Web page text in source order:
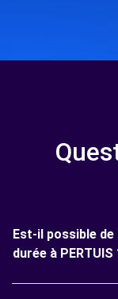
Est-il possible
durée à PERTUIS